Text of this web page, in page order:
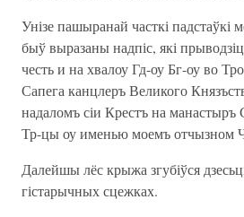
Унізе пашыранай часткі падстаўкі
быў выразаны надпіс, які
честь и на хвалоу Гд-оу Бг-оу во
Сапега канцлеръ Великого
надаломъ сіи Крестъ на
Тр-цы оу именью моемъ отчызном
Далейшы лёс крыжа згубіўся
гістарычных сцежках.